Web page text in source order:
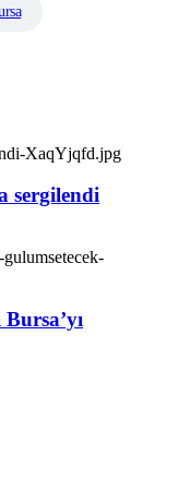
sergilendi